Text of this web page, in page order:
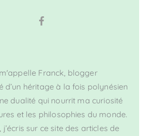
Franck, blogger
d’un héritage à la fois polynésien
dualité qui nourrit ma curiosité
et les philosophies du monde.
j’écris sur ce site des articles de